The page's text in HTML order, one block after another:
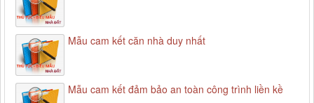
Mẫu cam kết căn nhà duy nhất
Mẫu cam kết đảm bảo an toàn công trình liền kề